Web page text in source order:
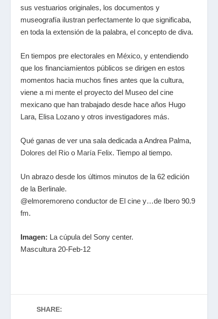
sus vestuarios originales, los documentos y
museografía ilustran perfectamente lo que significaba,
en toda la extensión de la palabra, el concepto de diva.
En tiempos pre electorales en México, y entendiendo
que los financiamientos públicos se dirigen en estos
momentos hacia muchos fines antes que la cultura,
viene a mi mente el proyecto del Museo del cine
mexicano que han trabajado desde hace años Hugo
Lara, Elisa Lozano y otros investigadores más.
Qué ganas de ver una sala dedicada a Andrea Palma,
Dolores del Rio o María Felix. Tiempo al tiempo.
Un abrazo desde los últimos minutos de la 62 edición
de la Berlinale.
@elmoremoreno conductor de El cine y…de Ibero 90.9
fm.
Imagen: La cúpula del Sony center.
Mascultura 20-Feb-12
SHARE: